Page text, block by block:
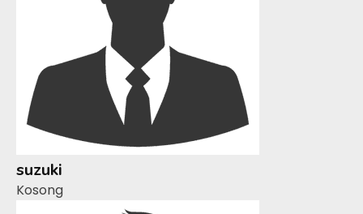
suzuki
Kosong